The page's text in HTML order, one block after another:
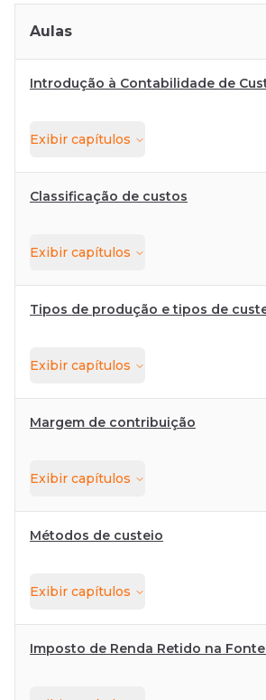
Aulas
Introdução à Contabilidade de
Exibir capítulos
Classificação de custos
Exibir capítulos
Tipos de produção e tipos de
Exibir capítulos
Margem de contribuição
Exibir capítulos
Métodos de custeio
Exibir capítulos
Imposto de Renda Retido na Fonte